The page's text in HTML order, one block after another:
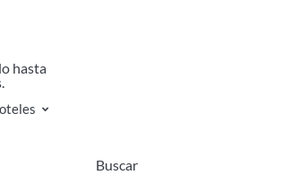
hasta
Buscar